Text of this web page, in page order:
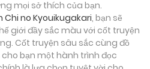
mọi sở thích của bạn.
no Kyouikugakari, bạn sẽ
giới đầy sắc màu với cốt truyện
Cốt truyện sâu sắc cùng đồ
bạn một hành trình đọc